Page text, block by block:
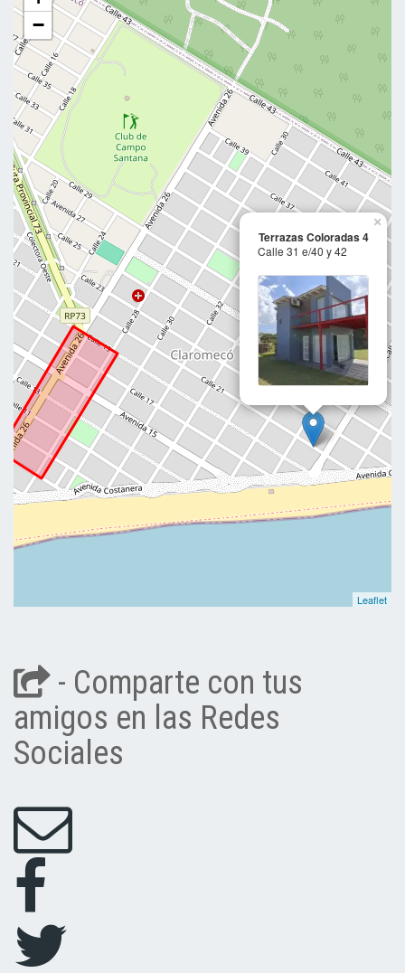
Terrazas Coloradas 4
Calle 31 e/40 y 42
×
−
Leaflet
- Comparte con tus
amigos en las Redes
Sociales